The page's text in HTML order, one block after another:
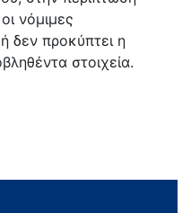
νόμιμες
δεν προκύπτει η
στοιχεία.